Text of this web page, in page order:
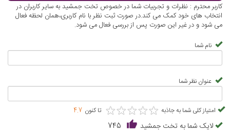
کاربر محترم : نظرات و تجربیات شما در خصوص تخت جمشید به سایر کاربران در
انتخاب های خود کمک می کند.در صورت ثبت نظر با نام کاربری،همان لحظه فعال
می شود و در غیر این صورت پس از بررسی فعال می شود.
نام شما
عنوان نظر شما
امتیاز کلی شما به جاذبه ★★★★★
★★★★★ تا کنون 4.7
لایک شما به تخت جمشید 745